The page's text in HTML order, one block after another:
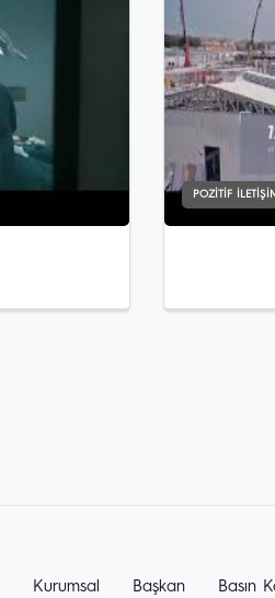
POZITIF
Kurumsal Başkan Basın